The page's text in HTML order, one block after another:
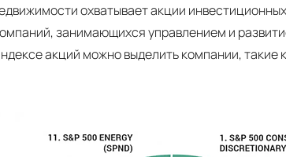
охватывает акции
занимающихся управлением и
акций можно выделить компании, такие